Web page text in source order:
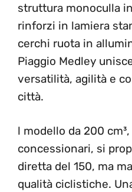
struttura monoculla
rinforzi in lamiera
cerchi ruota in
Piaggio Medley
versatilità, agilità e
città.
l modello da 200
concessionari, si
diretta del 150, ma
qualità ciclistiche.